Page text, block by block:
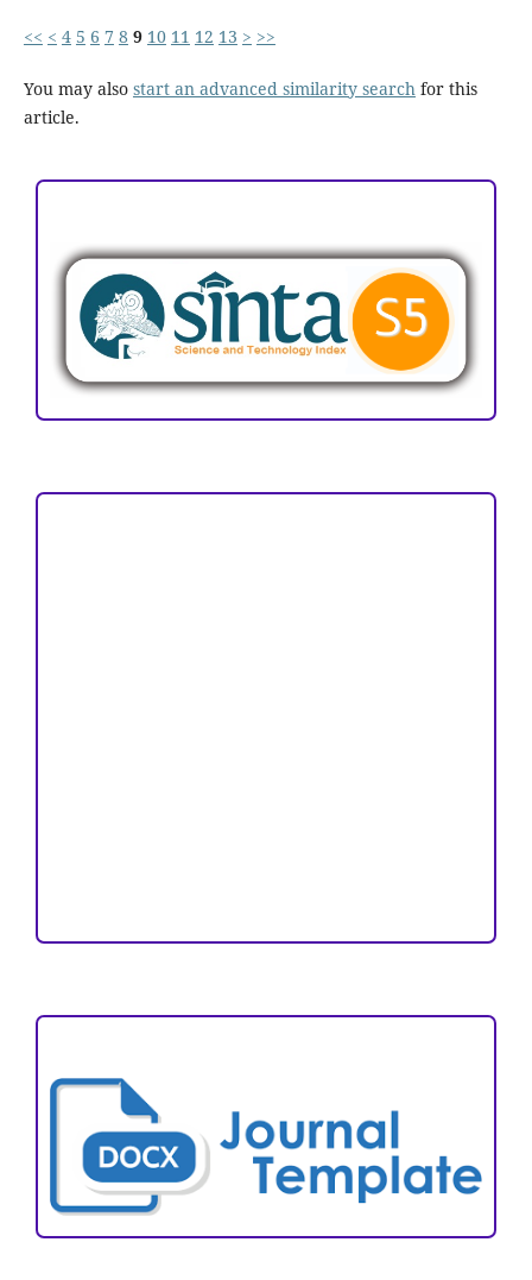
<< < 4 5 6 7 8 9 10 11 12 13 > >>
You may also start an advanced similarity searchfor this
article.